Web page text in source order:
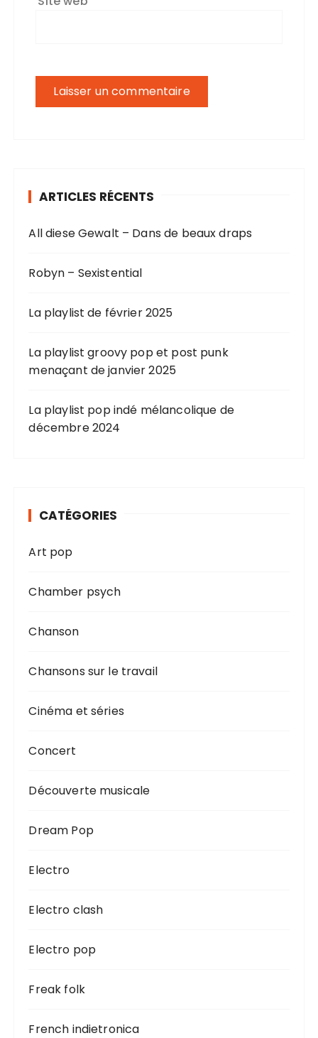
ARTICLES RÉCENTS
All diese Gewalt – Dans de beaux draps
Robyn – Sexistential
La playlist de février 2025
La playlist groovy pop et post punk
menaçant de janvier 2025
La playlist pop indé mélancolique de
décembre 2024
CATÉGORIES
Art pop
Chamber psych
Chanson
Chansons sur le travail
Cinéma et séries
Concert
Découverte musicale
Dream Pop
Electro
Electro clash
Electro pop
Freak folk
French indietronica